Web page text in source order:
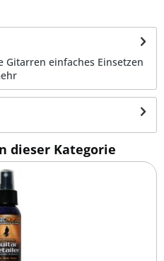
einfaches Einsetzen
dieser Kategorie